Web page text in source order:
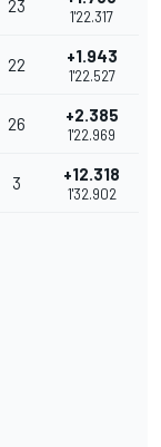
23
1'22.317
22 +1.943
1'22.527
26 +2.385
1'22.969
3 +12.318
1'32.902